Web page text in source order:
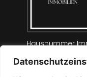
Hausnummer
Saitta &